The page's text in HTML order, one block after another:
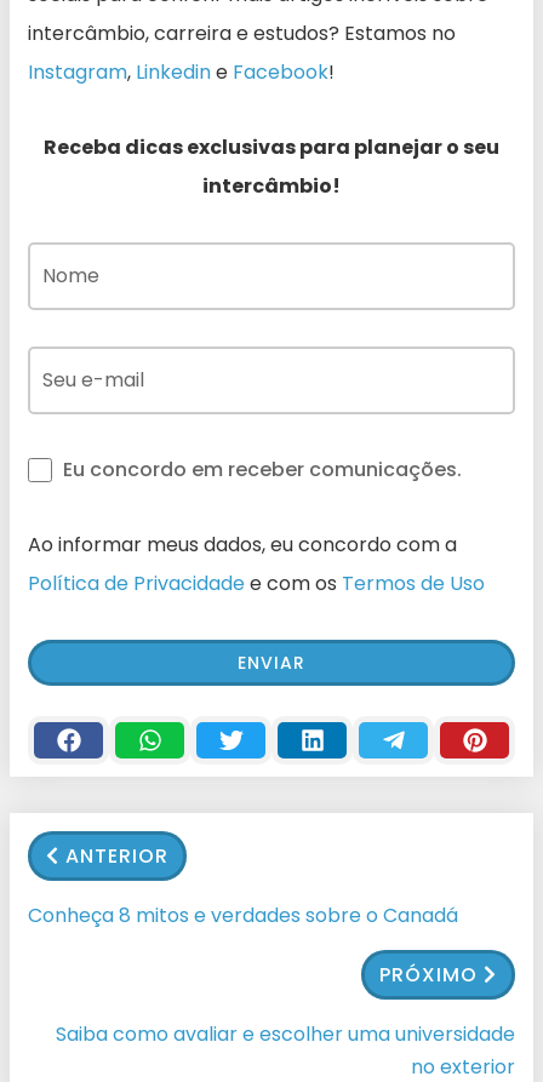
intercâmbio, carreira e estudos? Estamos no
Instagram, Linkedine Facebook!
Receba dicas exclusivas para planejar o seu
intercâmbio!
Eu concordo em receber comunicações.
Ao informar meus dados, eu concordo com a
Política de Privacidadee com os Termos de Uso
ANTERIOR
Conheça 8 mitos e verdades sobre o Canadá
PRÓXIMO
Saiba como avaliar e escolher uma universidade
no exterior